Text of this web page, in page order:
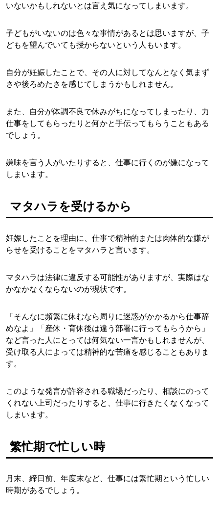
いないかもしれないとは言え気になってしまいます。
子どもがいないのは色々な事情があるとは思いますが、子
どもを望んでいても授からないという人もいます。
自分が妊娠したことで、その人に対してなんとなく気まず
さや後ろめたさを感じてしまうかもしれません。
また、自分が体調不良で休みがちになってしまったり、力
仕事をしてもらったりと何かと手伝ってもらうこともある
でしょう。
嫌味を言う人がいたりすると、仕事に行くのが嫌になって
しまいます。
マタハラを受けるから
妊娠したことを理由に、仕事で精神的または肉体的な嫌が
らせを受けることをマタハラと言います。
マタハラは法律に違反する可能性がありますが、実際はな
かなかなくならないのが現状です。
「そんなに頻繁に休むなら周りに迷惑がかかるから仕事辞
めなよ」「産休・育休後は違う部署に行ってもらうから」
など言った人にとっては何気ない一言かもしれませんが、
受け取る人によっては精神的な苦痛を感じることもありま
す。
このような発言が許容される職場だったり、相談にのって
くれない上司だったりすると、仕事に行きたくなくなって
しまいます。
繁忙期で忙しい時
月末、締日前、年度末など、仕事には繁忙期という忙しい
時期があるでしょう。